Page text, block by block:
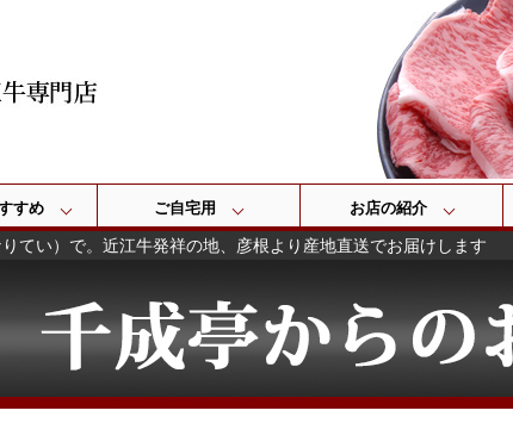
検索
すめ ご自宅用 お店の紹介
てい）で。近江牛発祥の地、彦根より産地直送でお届けします